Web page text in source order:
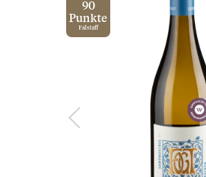
90
Punkte
Falstaff